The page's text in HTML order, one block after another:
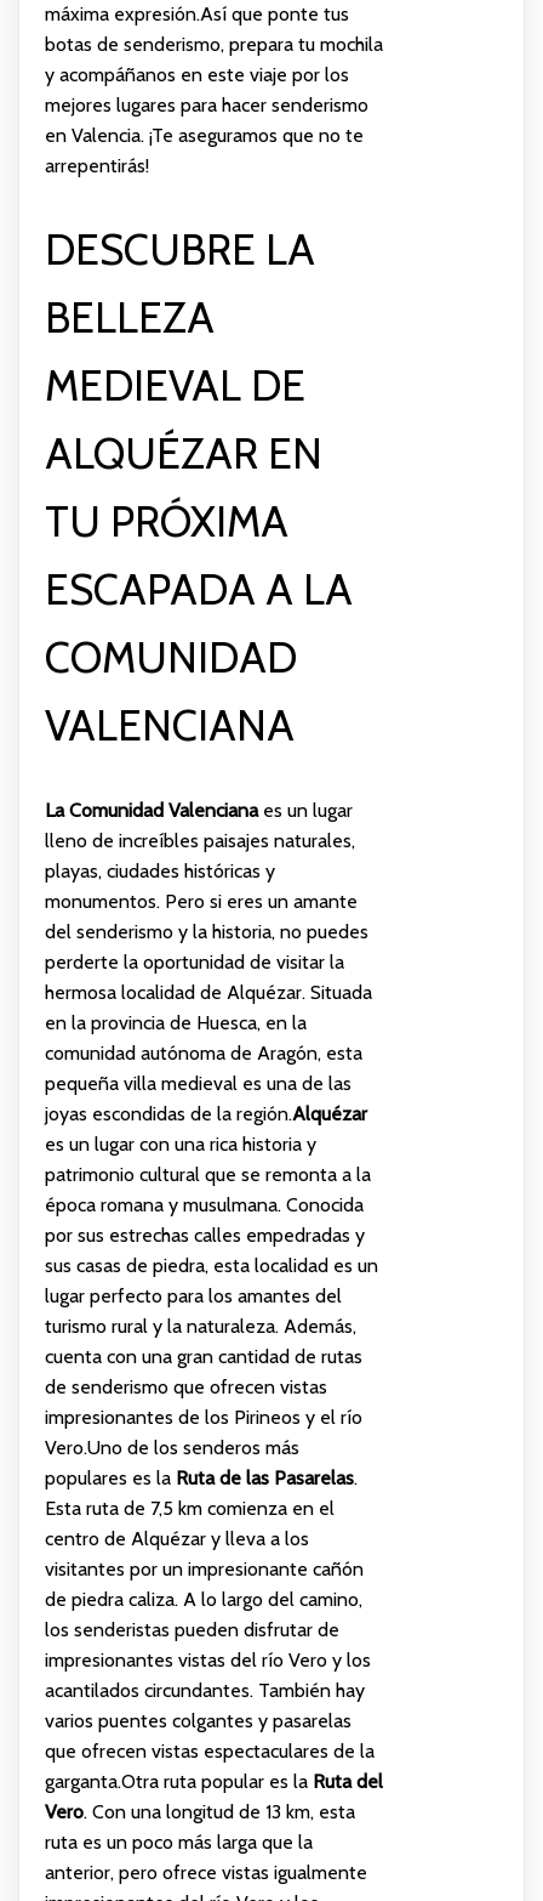
máxima expresión.Así que ponte tus
botas de senderismo, prepara tu mochila
y acompáñanos en este viaje por los
mejores lugares para hacer senderismo
en Valencia. ¡Te aseguramos que no te
arrepentirás!
DESCUBRE LA
BELLEZA
MEDIEVAL DE
ALQUÉZAR EN
TU PRÓXIMA
ESCAPADA A LA
COMUNIDAD
VALENCIANA
La Comunidad Valencianaes un lugar
lleno de increíbles paisajes naturales,
playas, ciudades históricas y
monumentos. Pero si eres un amante
del senderismo y la historia, no puedes
perderte la oportunidad de visitar la
hermosa localidad de Alquézar. Situada
en la provincia de Huesca, en la
comunidad autónoma de Aragón, esta
pequeña villa medieval es una de las
joyas escondidas de la región.Alquézar
es un lugar con una rica historia y
patrimonio cultural que se remonta a la
época romana y musulmana. Conocida
por sus estrechas calles empedradas y
sus casas de piedra, esta localidad es un
lugar perfecto para los amantes del
turismo rural y la naturaleza. Además,
cuenta con una gran cantidad de rutas
de senderismo que ofrecen vistas
impresionantes de los Pirineos y el río
Vero.Uno de los senderos más
populares es la Ruta de las Pasarelas.
Esta ruta de 7,5 km comienza en el
centro de Alquézar y lleva a los
visitantes por un impresionante cañón
de piedra caliza. A lo largo del camino,
los senderistas pueden disfrutar de
impresionantes vistas del río Vero y los
acantilados circundantes. También hay
varios puentes colgantes y pasarelas
que ofrecen vistas espectaculares de la
garganta.Otra ruta popular es la Ruta del
Vero. Con una longitud de 13 km, esta
ruta es un poco más larga que la
anterior, pero ofrece vistas igualmente